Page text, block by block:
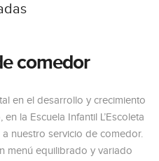
comedor
en el desarrollo y crecimiento
la Escuela Infantil L’Escoleta
nuestro servicio de comedor.
menú equilibrado y variado